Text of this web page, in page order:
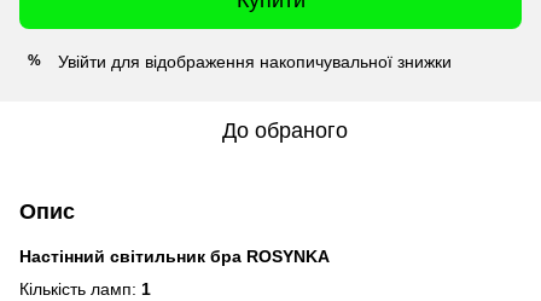
% Увійти для відображення накопичувальної знижки
До обраного
Опис
Настінний світильник бра ROSYNKA
Кількість ламп: 1